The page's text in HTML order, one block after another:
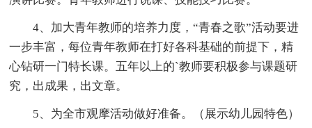
4、加大青年教师的培养力度，“青春之歌”活动要进
一步丰富，每位青年教师在打好各科基础的前提下，精
心钻研一门特长课。五年以上的`教师要积极参与课题研
究，出成果，出文章。
5、为全市观摩活动做好准备。（展示幼儿园特色）